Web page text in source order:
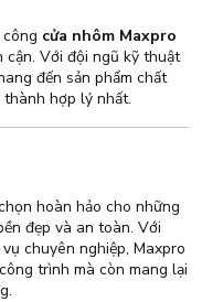
cửa nhôm Maxpro
Với đội ngũ kỹ thuật
đến sản phẩm chất
hợp lý nhất.
hoàn hảo cho những
đẹp và an toàn. Với
chuyên nghiệp, Maxpro
trình mà còn mang lại